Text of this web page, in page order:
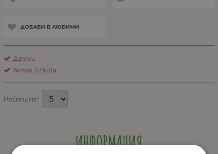
ДОБАВИ В ЛЮБИМИ
Други
Nowa Szkola
Рейтинг:
ИНФОРМАЦИЯ